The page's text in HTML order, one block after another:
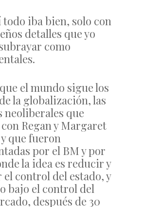
todo iba bien, solo con
detalles que yo
como
el mundo sigue los
la globalización, las
neoliberales que
Regan y Margaret
que fueron
por el BM y por
la idea es reducir y
control del estado, y
bajo el control del
después de 30